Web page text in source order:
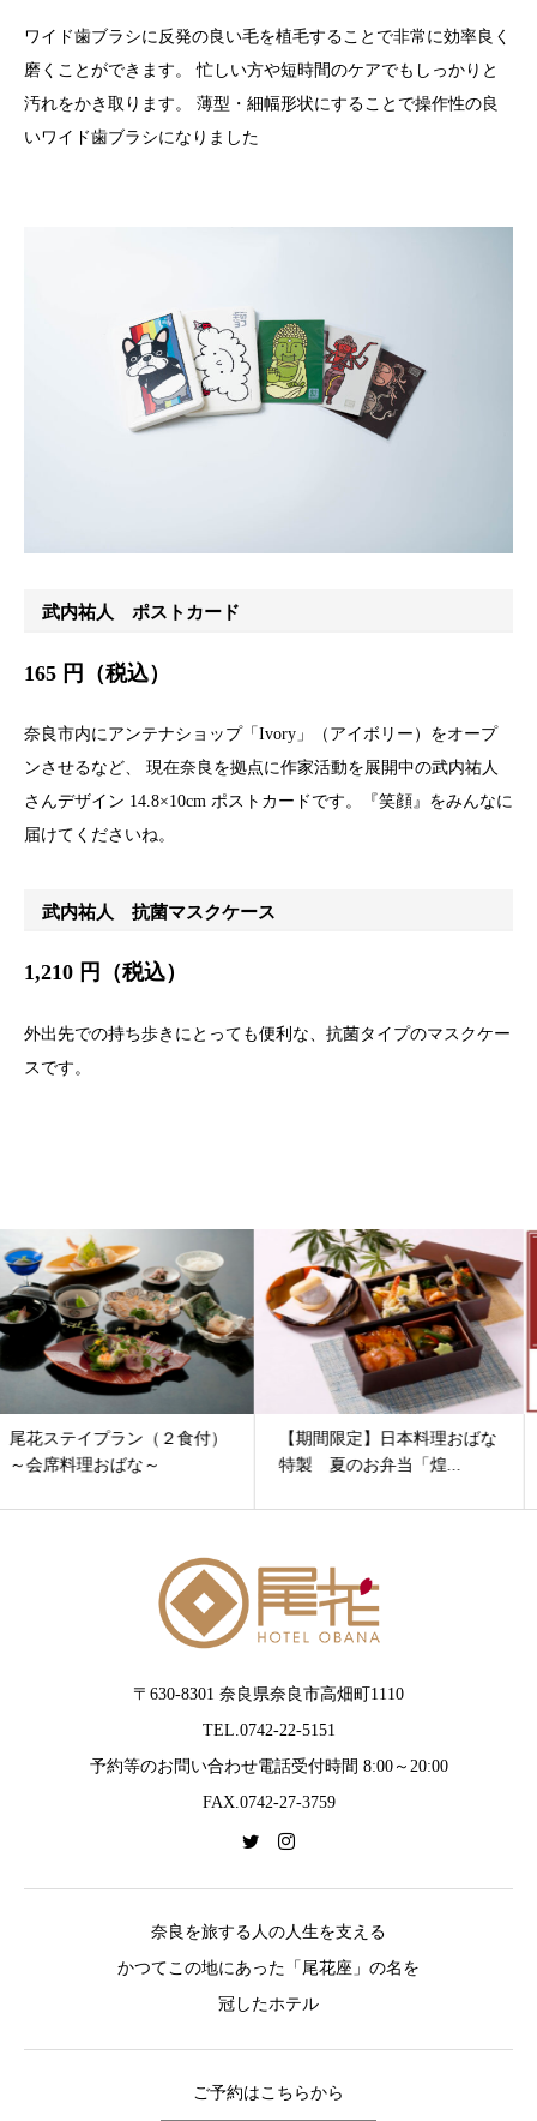
ワイド歯ブラシに反発の良い毛を植毛することで非常に効率良く
磨くことができます。 忙しい方や短時間のケアでもしっかりと
汚れをかき取ります。 薄型・細幅形状にすることで操作性の良
いワイド歯ブラシになりました
武内祐人 ポストカード
165 円（税込）
奈良市内にアンテナショップ「Ivory」（アイボリー）をオープ
ンさせるなど、 現在奈良を拠点に作家活動を展開中の武内祐人
さんデザイン 14.8×10cm ポストカードです。『笑顔』をみんなに
届けてくださいね。
武内祐人 抗菌マスクケース
1,210 円（税込）
外出先での持ち歩きにとっても便利な、抗菌タイプのマスクケー
スです。
【期間限定】日本料理おばな
特製 夏のお弁当「煌...
【連割】尾花ステイプラン
〒630-8301 奈良県奈良市高畑町1110
TEL.0742-22-5151
予約等のお問い合わせ電話受付時間 8:00～20:00
FAX.0742-27-3759
奈良を旅する人の人生を支える
かつてこの地にあった「尾花座」の名を
冠したホテル
ご予約はこちらから